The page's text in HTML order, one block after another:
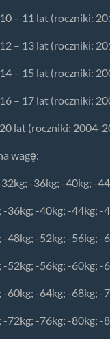
– 11 lat (roczniki:
– 13 lat (roczniki:
– 15 lat (roczniki:
– 17 lat (roczniki:
lat (roczniki: 2004-
wagę:
-36kg; -40kg; -
36kg; -40kg; -44kg; -
48kg; -52kg; -56kg; -
52kg; -56kg; -60kg; -
60kg; -64kg; -68kg; -
72kg; -76kg; -80kg; -